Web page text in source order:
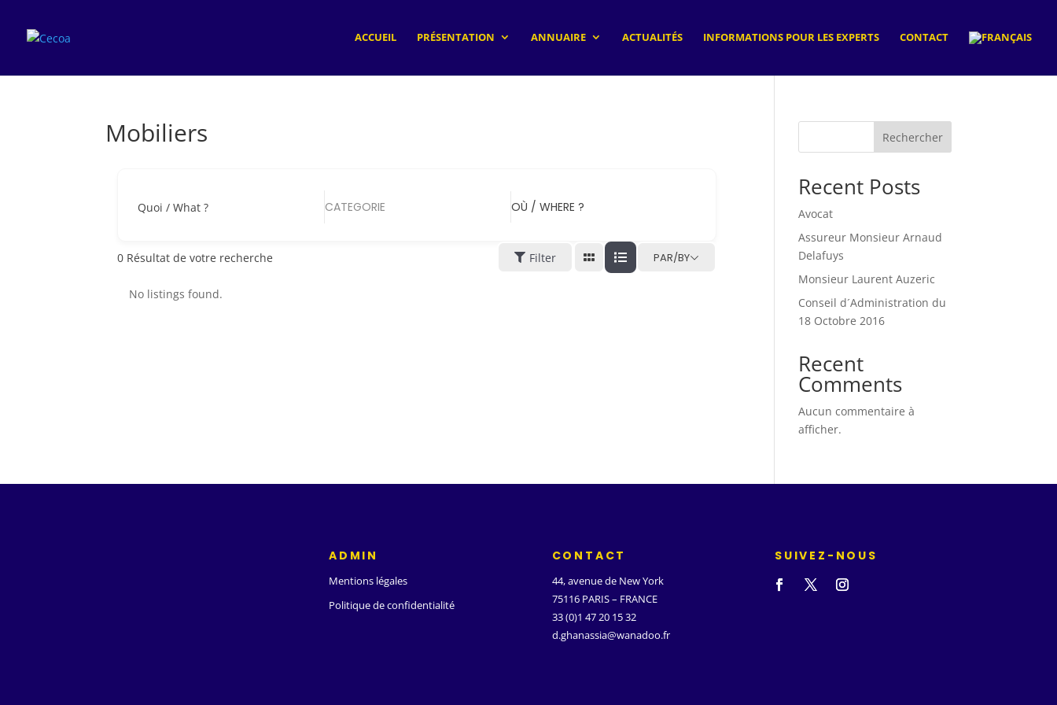
ACCUEIL PRÉSENTATION ANNUAIRE ACTUALITÉS INFORMATIONS POUR LES EXPERTS CONTACT
Mobiliers
Quoi / What ? CATEGORIE OÙ / WHERE ?
0 Résultat de votre recherche Filter PAR/BY
No listings found.
Rechercher
Recent Posts
Avocat
Assureur Monsieur Arnaud
Delafuys
Monsieur Laurent Auzeric
Conseil d´Administration du
18 Octobre 2016
Recent
Comments
Aucun commentaire à
afficher.
ADMIN
Mentions légales
Politique de confidentialité
CONTACT
44, avenue de New York
75116 PARIS – FRANCE
33 (0)1 47 20 15 32
d.ghanassia@wanadoo.fr
SUIVEZ-NOUS